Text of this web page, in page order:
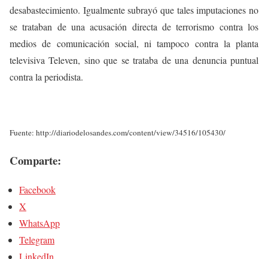
desabastecimiento. Igualmente subrayó que tales imputaciones no
se trataban de una acusación directa de terrorismo contra los
medios de comunicación social, ni tampoco contra la planta
televisiva Televen, sino que se trataba de una denuncia puntual
contra la periodista.
Fuente: http://diariodelosandes.com/content/view/34516/105430/
Comparte:
Facebook
X
WhatsApp
Telegram
LinkedIn